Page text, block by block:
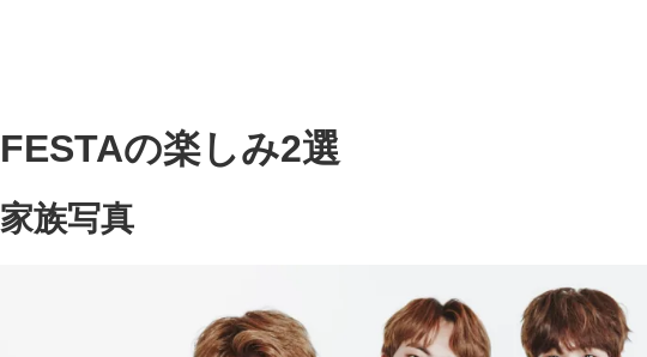
FESTAの楽しみ2選
家族写真